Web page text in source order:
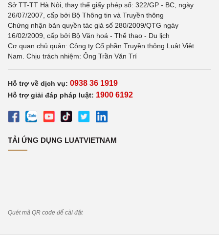
Sở TT-TT Hà Nội, thay thế giấy phép số: 322/GP - BC, ngày
26/07/2007, cấp bởi Bộ Thông tin và Truyền thông
Chứng nhận bản quyền tác giả số 280/2009/QTG ngày
16/02/2009, cấp bởi Bộ Văn hoá - Thể thao - Du lịch
Cơ quan chủ quản: Công ty Cổ phần Truyền thông Luật Việt
Nam. Chịu trách nhiệm: Ông Trần Văn Trí
Hỗ trợ về dịch vụ: 0938 36 1919
Hỗ trợ giải đáp pháp luật: 1900 6192
TẢI ỨNG DỤNG LUATVIETNAM
Quét mã QR code để cài đặt